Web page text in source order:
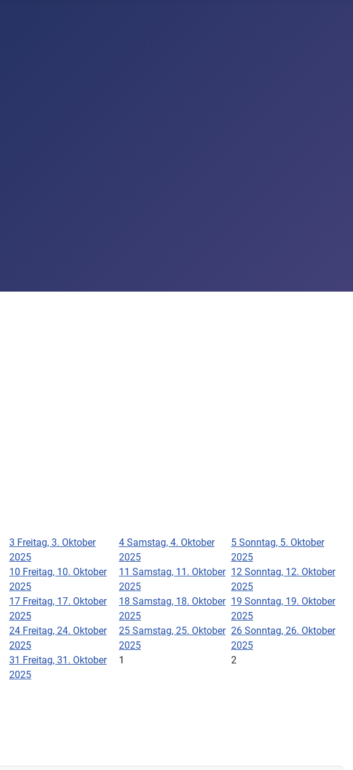
3 Freitag, 3. Oktober
2025
4 Samstag, 4. Oktober
2025
5 Sonntag, 5. Oktober
2025
10 Freitag, 10. Oktober
2025
11 Samstag, 11. Oktober
2025
12 Sonntag, 12. Oktober
2025
17 Freitag, 17. Oktober
2025
18 Samstag, 18. Oktober
2025
19 Sonntag, 19. Oktober
2025
24 Freitag, 24. Oktober
2025
25 Samstag, 25. Oktober
2025
26 Sonntag, 26. Oktober
2025
31 Freitag, 31. Oktober
2025
1 2